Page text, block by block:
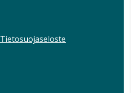
Tietosuojaseloste